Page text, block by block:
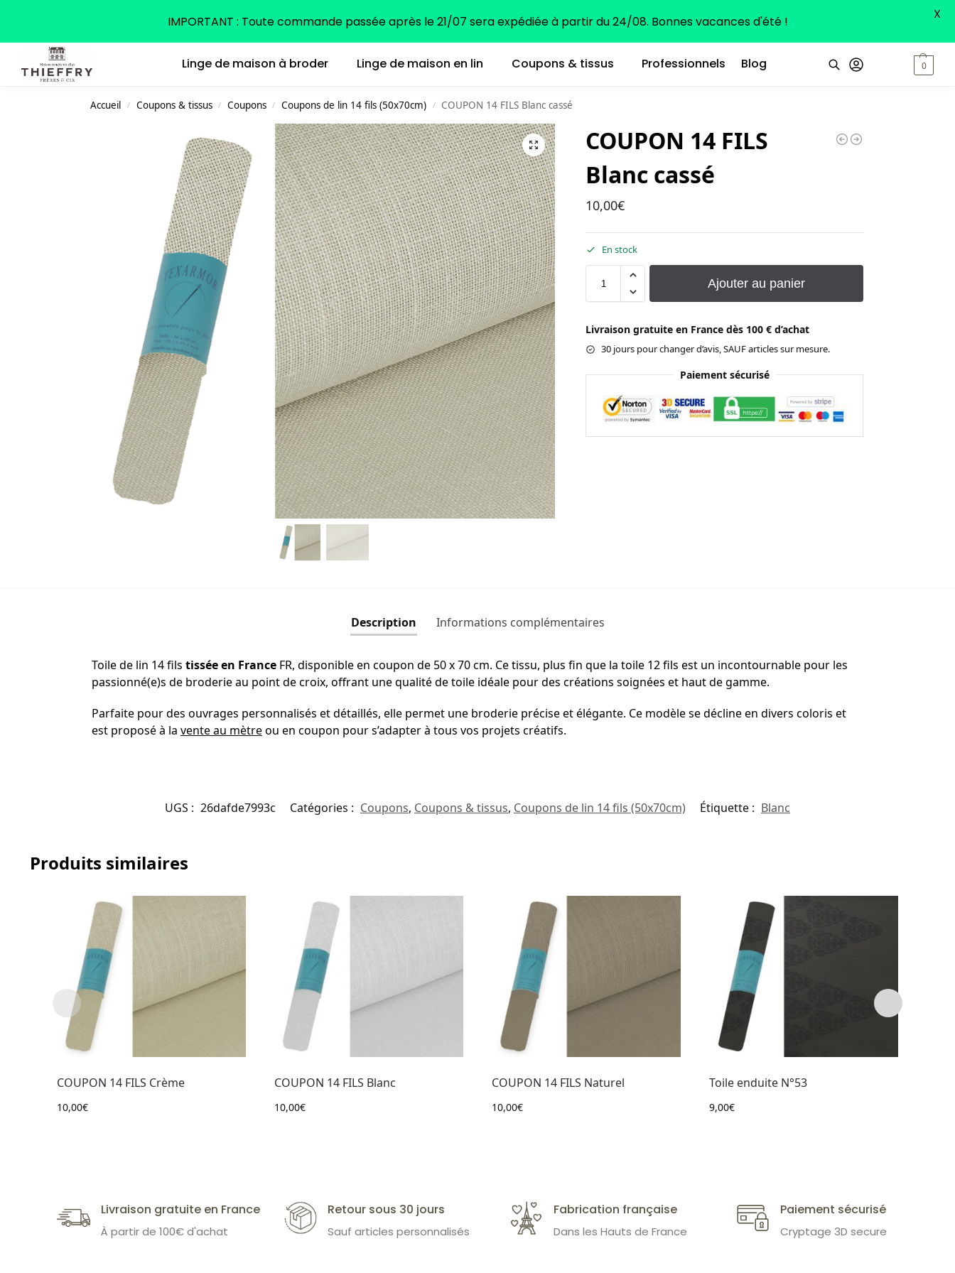
Linge de maison à broder Linge de maison en lin Coupons & tissus Professionnels Blog 0
Accueil / Coupons & tissus / Coupons / Coupons de lin 14 fils (50x70cm) / COUPON 14 FILS Blanc cassé
COUPON 14 FILS
Blanc cassé
10,00€
En stock
Ajouter au panier
Livraison gratuite en France dès 100 € d’achat
30 jours pour changer d’avis, SAUF articles sur mesure.
Paiement sécurisé
Description Informations complémentaires
Toile de lin 14 fils tissée en France FR, disponible en coupon de 50 x 70 cm. Ce tissu, plus fin que la toile 12 fils est un incontournable pour les
passionné(e)s de broderie au point de croix, offrant une qualité de toile idéale pour des créations soignées et haut de gamme.
Parfaite pour des ouvrages personnalisés et détaillés, elle permet une broderie précise et élégante. Ce modèle se décline en divers coloris et
est proposé à la vente au mètreou en coupon pour s’adapter à tous vos projets créatifs.
UGS : 26dafde7993c Catégories : Coupons, Coupons & tissus, Coupons de lin 14 fils (50x70cm) Étiquette : Blanc
Produits similaires
COUPON 14 FILS Crème
10,00€
COUPON 14 FILS Blanc
10,00€
COUPON 14 FILS Naturel
10,00€
Toile enduite N°53
9,00€
Livraison gratuite en France
À partir de 100€ d'achat
Retour sous 30 jours
Sauf articles personnalisés
Fabrication française
Dans les Hauts de France
Paiement sécurisé
Cryptage 3D secure
IMPORTANT : Toute commande passée après le 21/07 sera expédiée à partir du 24/08. Bonnes vacances d'été ! X